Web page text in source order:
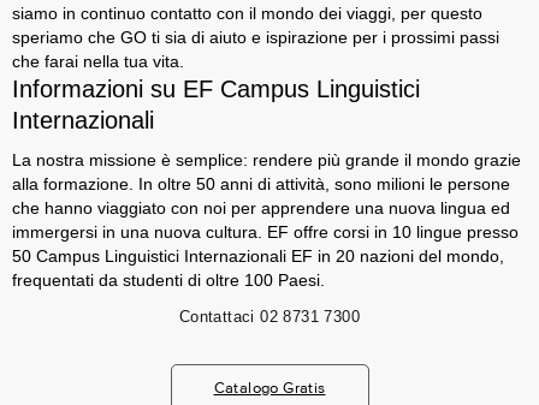
siamo in continuo contatto con il mondo dei viaggi, per questo
speriamo che GO ti sia di aiuto e ispirazione per i prossimi passi
che farai nella tua vita.
Informazioni su EF Campus Linguistici
Internazionali
La nostra missione è semplice: rendere più grande il mondo grazie
alla formazione. In oltre 50 anni di attività, sono milioni le persone
che hanno viaggiato con noi per apprendere una nuova lingua ed
immergersi in una nuova cultura. EF offre corsi in 10 lingue presso
50 Campus Linguistici Internazionali EF in 20 nazioni del mondo,
frequentati da studenti di oltre 100 Paesi.
Contattaci 02 8731 7300
Catalogo Gratis